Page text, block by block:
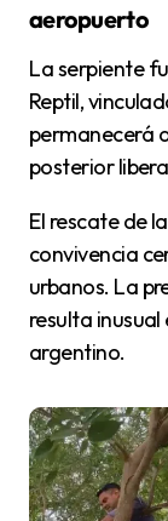
aeropuerto
La serpiente fue trasladada al Refugio Naturaleza
Reptil,
permanecerá
posterior
El rescate de la boa en el aeropuerto evidencia la
convivencia
urbanos. La
resulta
argentino.